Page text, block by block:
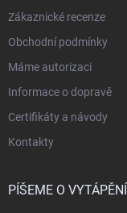
Zákaznické recenze
Obchodní podmínky
Máme autorizaci
Informace o dopravě
Certifikáty a návody
Kontakty
PÍŠEME O VYTÁPĚNÍ